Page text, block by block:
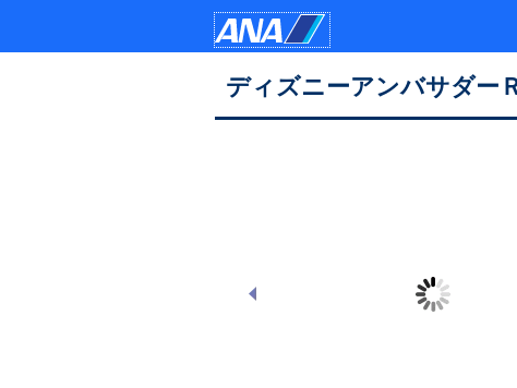
ディズニーアンバサダー